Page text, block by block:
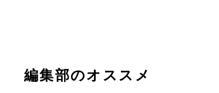
編集部のオススメ